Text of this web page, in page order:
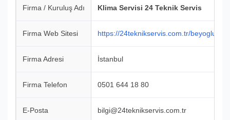
Firma / Kuruluş Adı Klima Servisi 24 Teknik Servis
Firma Web Sitesi https://24teknikservis.com.tr/beyoglu-
Firma Adresi İstanbul
Firma Telefon 0501 644 18 80
E-Posta bilgi@24teknikservis.com.tr